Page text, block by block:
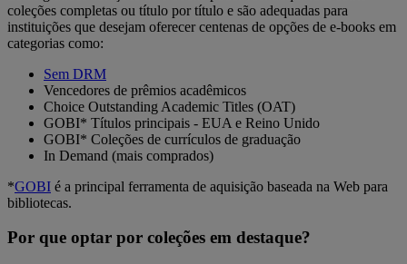
coleções completas ou título por título e são adequadas para
instituições que desejam oferecer centenas de opções de e-books em
categorias como:
Sem DRM
Vencedores de prêmios acadêmicos
Choice Outstanding Academic Titles (OAT)
GOBI* Títulos principais - EUA e Reino Unido
GOBI* Coleções de currículos de graduação
In Demand (mais comprados)
*GOBI é a principal ferramenta de aquisição baseada na Web para
bibliotecas.
Por que optar por coleções em destaque?